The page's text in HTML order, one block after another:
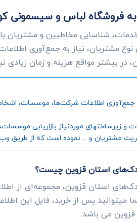
به فروشگاه لباس و
شناسایی مخاطبین و مشتریان
مشتریان، نیاز به جمع‌آوری
بیشتر مواقع هزینه و زمان زیادی
موردنیاز بازاریابی موسسات،
مشتریان و ... نموده است که از طریق
استان قزوین چیست؟
استان قزوین، مجموعه‌ای از
پس از خرید، فایل این
می باشد.